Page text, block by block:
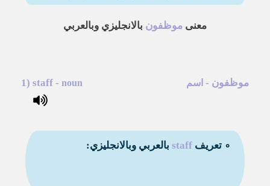
معنى موظفون بالانجليزي وبالعربي
موظفون - اسم 1) staff - noun
∘ تعريفstaff بالعربي وبالانجليزي: